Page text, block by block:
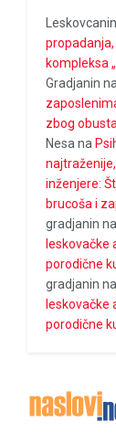
Leskovcanin
kompleksa
Gradjanin
zbog
Nesana
inženjere:
brucoša i
gradjanin na
leskovačke
porodične
gradjanin na
leskovačke
porodične